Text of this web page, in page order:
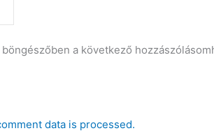
a következő
data is processed.